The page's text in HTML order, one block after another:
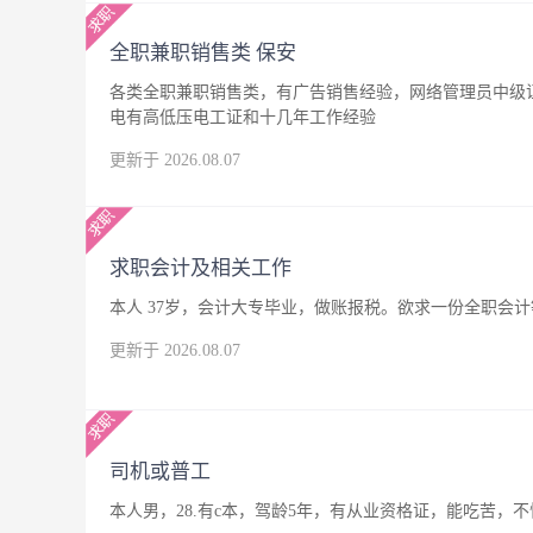
全职兼职销售类 保安
各类全职兼职销售类，有广告销售经验，网络管理员中
电有高低压电工证和十几年工作经验
更新于 2026.08.07
求职会计及相关工作
本人 37岁，会计大专毕业，做账报税。欲求一份全职会
更新于 2026.08.07
司机或普工
本人男，28.有c本，驾龄5年，有从业资格证，能吃苦，